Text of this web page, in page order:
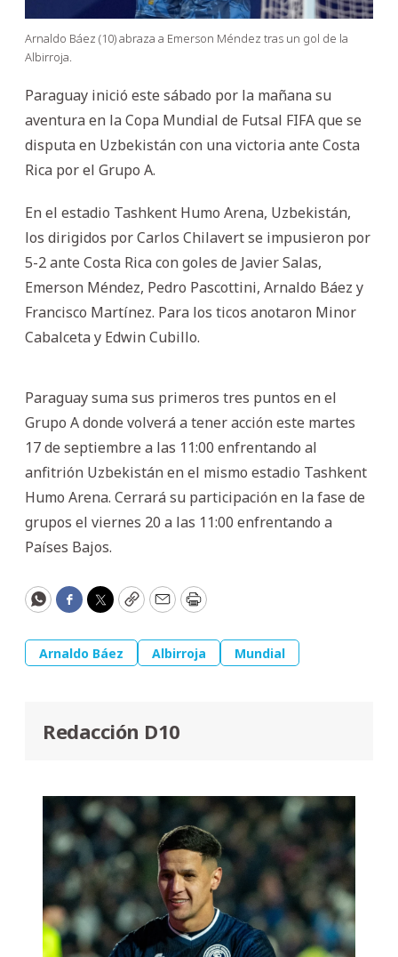
Arnaldo Báez (10) abraza a Emerson Méndez tras un gol de la
Albirroja.
Paraguay inició este sábado por la mañana su
aventura en la Copa Mundial de Futsal FIFA que se
disputa en Uzbekistán con una victoria ante Costa
Rica por el Grupo A.
En el estadio Tashkent Humo Arena, Uzbekistán,
los dirigidos por Carlos Chilavert se impusieron por
5-2 ante Costa Rica con goles de Javier Salas,
Emerson Méndez, Pedro Pascottini, Arnaldo Báez y
Francisco Martínez. Para los ticos anotaron Minor
Cabalceta y Edwin Cubillo.
Paraguay suma sus primeros tres puntos en el
Grupo A donde volverá a tener acción este martes
17 de septiembre a las 11:00 enfrentando al
anfitrión Uzbekistán en el mismo estadio Tashkent
Humo Arena. Cerrará su participación en la fase de
grupos el viernes 20 a las 11:00 enfrentando a
Países Bajos.
WhatsApp
Facebook
Twitter
CopyEmailPrint
Arnaldo Báez Albirroja Mundial
Redacción D10